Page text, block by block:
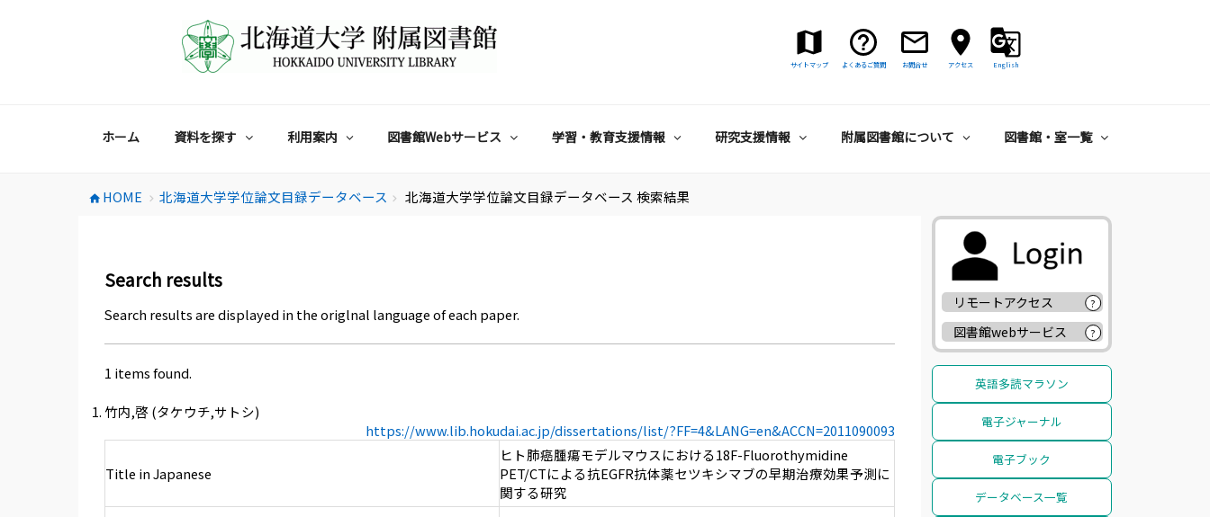
サイトマップ よくあるご質問 お問合せ アクセス English
ホーム 資料を探す 利用案内 図書館Webサービス 学習・教育支援情報 研究支援情報 附属図書館について 図書館・室一覧
home HOME chevron_right 北海道大学学位論文目録データベース chevron_right 北海道大学学位論文目録データベース 検索結果
Search results
Search results are displayed in the origlnal language of each paper.
1 items found.
竹内,啓 (タケウチ,サトシ)
https://www.lib.hokudai.ac.jp/dissertations/list/?FF=4&LANG=en&ACCN=2011090093
Title in Japanese
ヒト肺癌腫瘍モデルマウスにおける18F-Fluorothymidine
PET/CTによる抗EGFR抗体薬セツキシマブの早期治療効果予測に
関する研究
リモートアクセス ?
図書館webサービス ?
英語多読マラソン
電子ジャーナル
電子ブック
データベース一覧